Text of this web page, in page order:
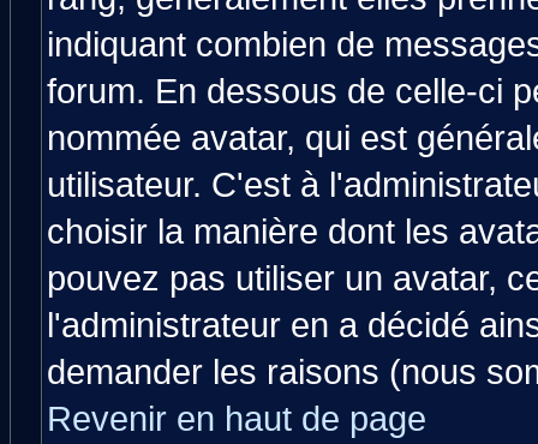
indiquant combien de
forum. En dessous de celle-ci
nommée avatar, qui est
utilisateur. C'est à
choisir la manière dont les
pouvez pas utiliser un avatar,
l'administrateur en a décidé
demander les raisons (nous
Revenir en haut de page